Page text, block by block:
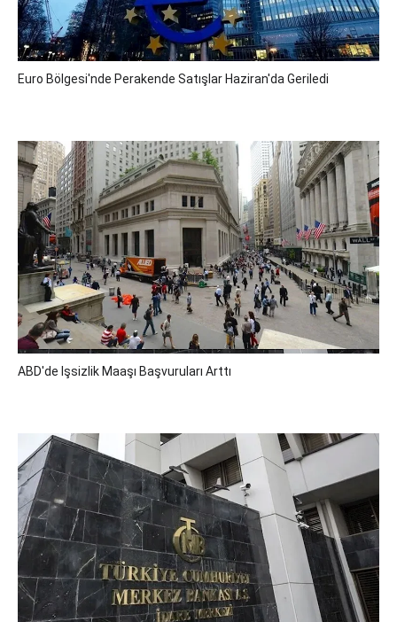
Euro Bölgesi'nde Perakende Satışlar Haziran'da Geriledi
ABD'de Işsizlik Maaşı Başvuruları Arttı